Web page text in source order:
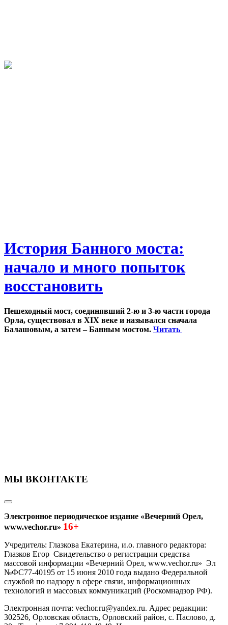
История Банного моста:
начало и много попыток
восстановить
Пешеходный мост, соединявший 2-ю и 3-ю части города
Орла, существовал в XIX веке и назывался сначала
Балашовым, а затем – Банным мостом. Читать
МЫ ВКОНТАКТЕ
Электронное периодическое издание «Вечерний Орел,
www.vechor.ru» 16+
Учредитель: Глазкова Екатерина, и.о. главного редактора:
Глазков Егор Свидетельство о регистрации средства
массовой информации «Вечерний Орел, www.vechor.ru» Эл
№ФС77-40195 от 15 июня 2010 года выдано Федеральной
службой по надзору в сфере связи, информационных
технологий и массовых коммуникаций (Роскомнадзор РФ).
Электронная почта: vechor.ru@yandex.ru. Адрес редакции:
302526, Орловская область, Орловский район, с. Паслово, д.